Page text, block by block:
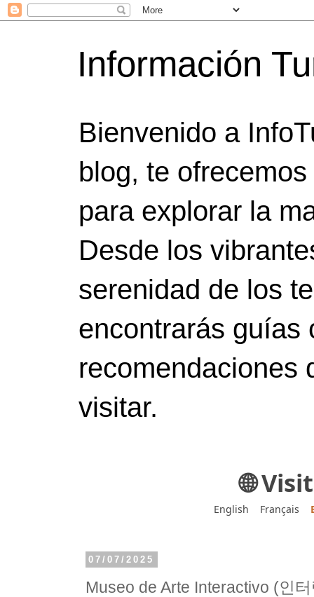
Información
Bienvenido a
blog, te
para explorar la
Desde los
serenidad de los
encontrarás guías
recomendaciones
visitar.
🌐
English Français
07/07/2025
Museo de Arte Interactivo (인